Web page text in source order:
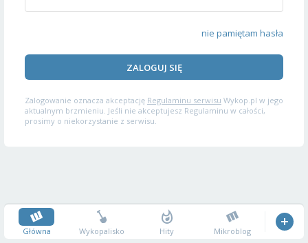
nie pamiętam hasła
ZALOGUJ SIĘ
Zalogowanie oznacza akceptację Regulaminu serwisu Wykop.pl w jego
aktualnym brzmieniu. Jeśli nie akceptujesz Regulaminu w całości,
prosimy o niekorzystanie z serwisu.
Główna Wykopalisko Hity Mikroblog